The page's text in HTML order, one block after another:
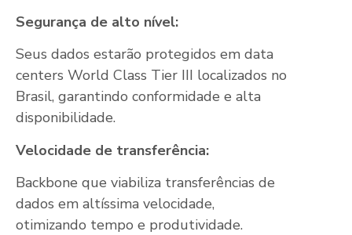
Segurança de alto nível:
Seus dados estarão protegidos em data
centers World Class Tier III localizados no
Brasil, garantindo conformidade e alta
disponibilidade.
Velocidade de transferência:
Backbone que viabiliza transferências de
dados em altíssima velocidade,
otimizando tempo e produtividade.